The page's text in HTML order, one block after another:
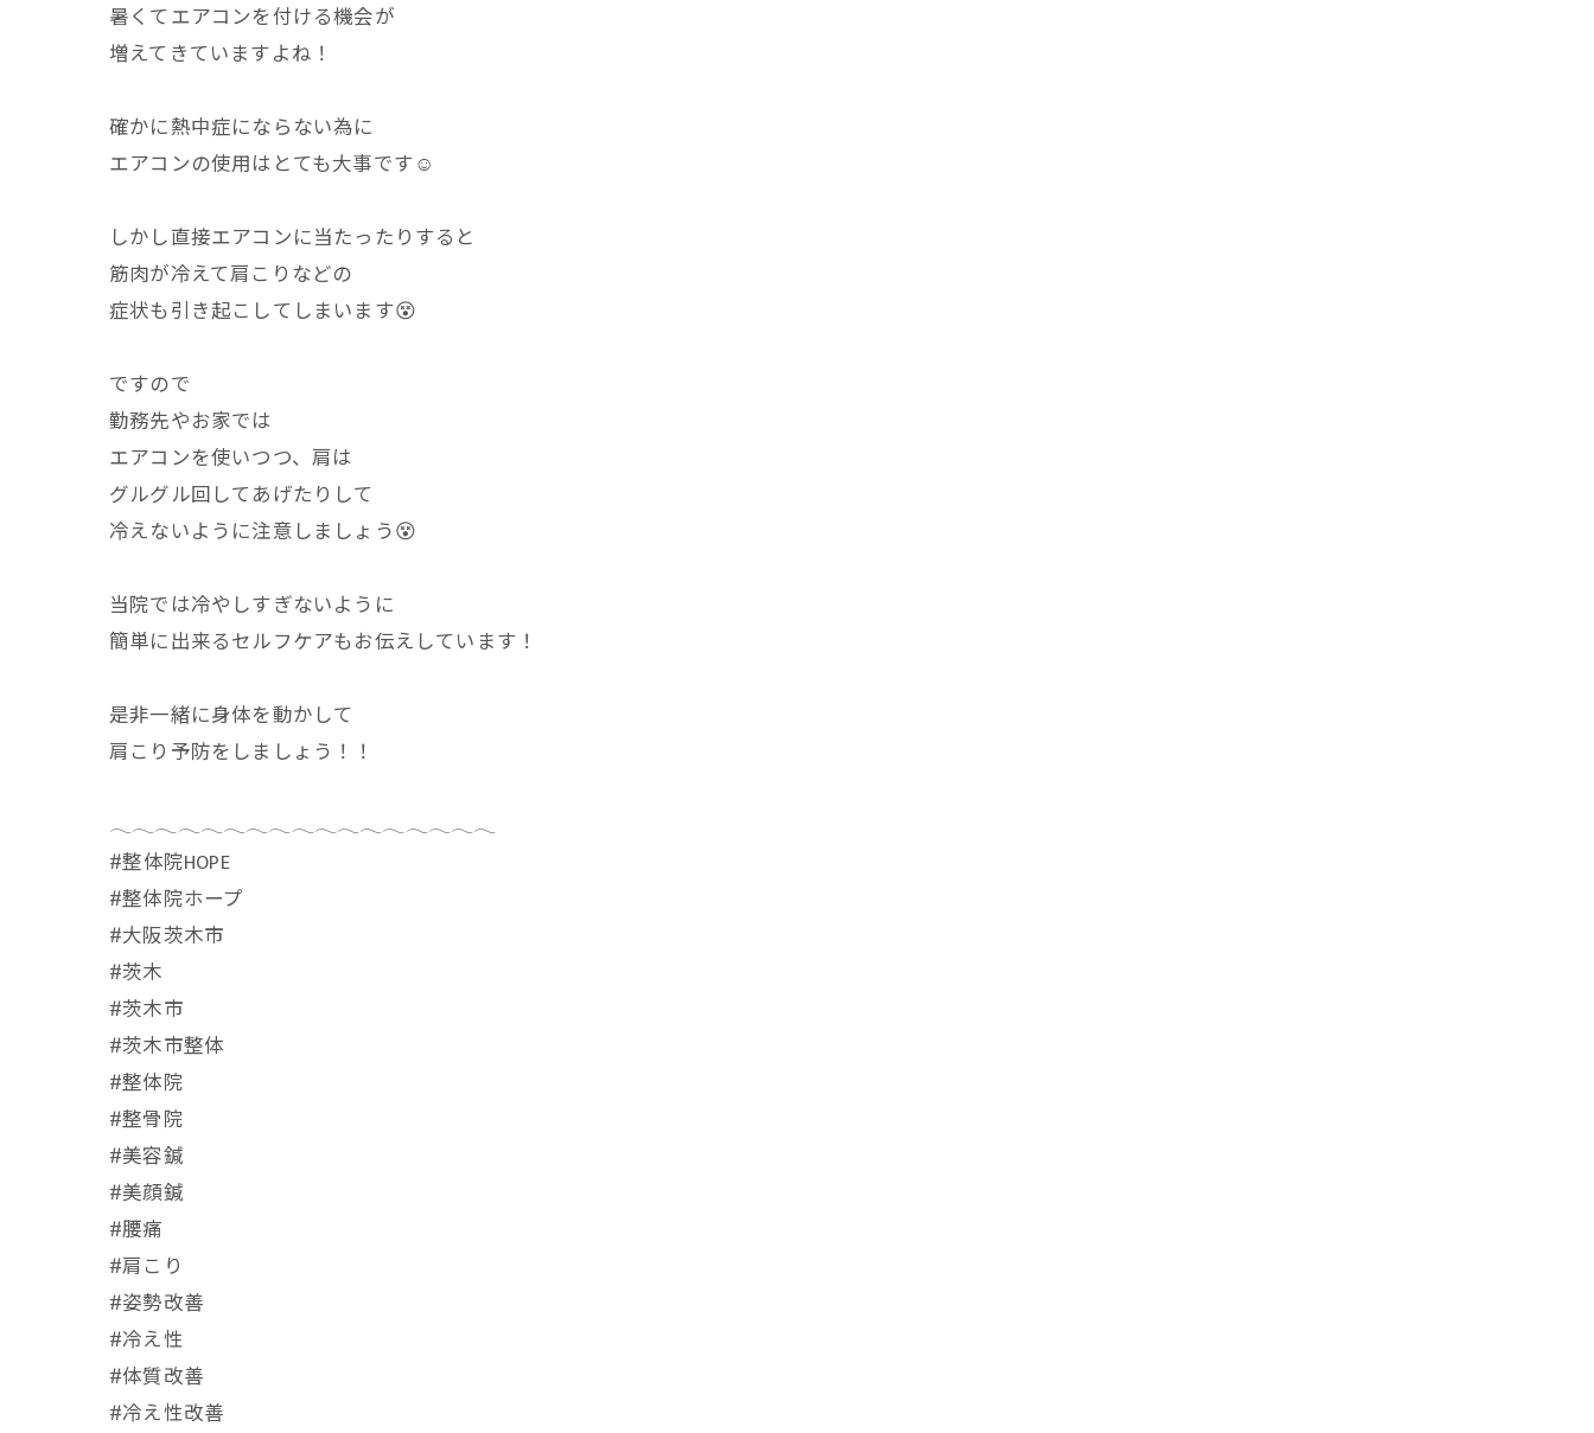
暑くてエアコンを付ける機会が
増えてきていますよね！
確かに熱中症にならない為に
エアコンの使用はとても大事です☺️
しかし直接エアコンに当たったりすると
筋肉が冷えて肩こりなどの
症状も引き起こしてしまいます😵
ですので
勤務先やお家では
エアコンを使いつつ、肩は
グルグル回してあげたりして
冷えないように注意しましょう😵
当院では冷やしすぎないように
簡単に出来るセルフケアもお伝えしています！
是非一緒に身体を動かして
肩こり予防をしましょう！！
𓂃𓂃𓂃𓂃𓂃𓂃𓂃𓂃𓂃𓂃𓂃𓂃𓂃𓂃𓂃𓂃𓂃
⁡#整体院HOPE
#整体院ホープ
#大阪茨木市
#茨木
#茨木市
#茨木市整体
#整体院
#整骨院
#美容鍼
#美顔鍼
#腰痛
#肩こり
#姿勢改善
#冷え性
#体質改善
#冷え性改善